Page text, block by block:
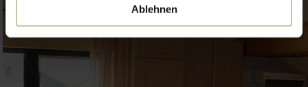
Ablehnen